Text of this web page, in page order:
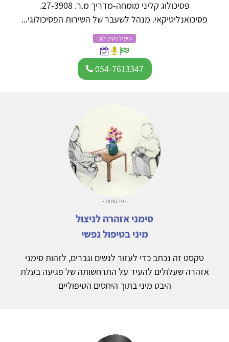
פסיכולוג קליני מומחה-מדריך מ.ר. 27-3908.
פסיכואנליטיקאי. מנהל לשעבר של השירות הפסיכולוגי...
טיפול פסיכולוגי
054-7613347
- פרסומת -
סימני אזהרה לניצול
מיני בטיפול נפשי
טקסט זה נכתב כדי לעזור לנשים וגברים, לזהות סימני
אזהרה שעלולים להעיד על התרחשותה של פגיעה בעלת
היבט מיני בתוך היחסים הטיפוליים